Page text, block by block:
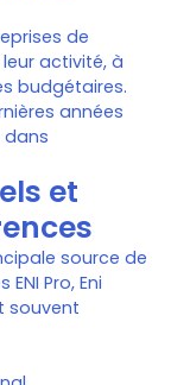
de
activité, à
budgétaires.
années
dans
et
source de
Pro, Eni
souvent